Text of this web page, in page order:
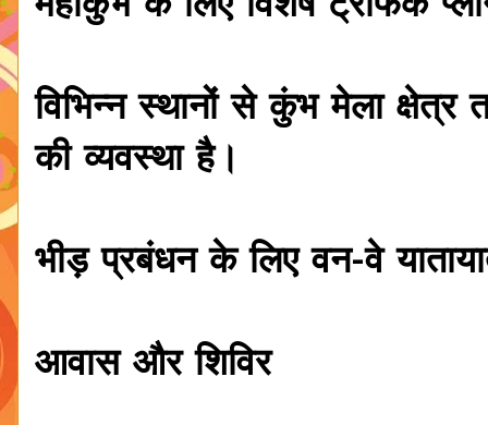
विभिन्न स्थानों से कुंभ मेला
की व्यवस्था है।
भीड़ प्रबंधन के लिए वन-वे
आवास और शिविर